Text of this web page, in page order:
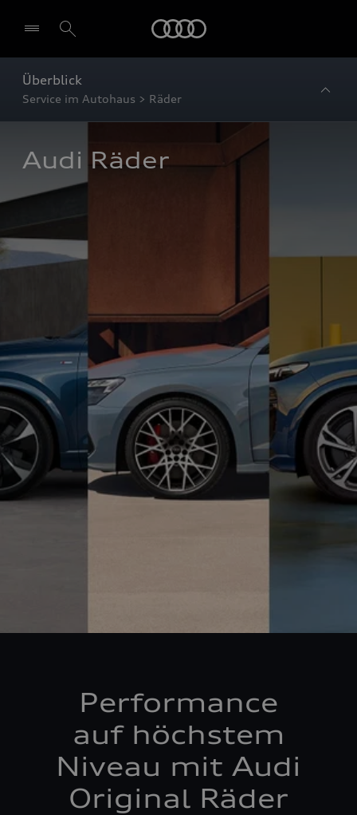
Überblick
Service im Autohaus > Räder
Audi Räder
Performance
auf höchstem
Niveau mit Audi
Original Räder